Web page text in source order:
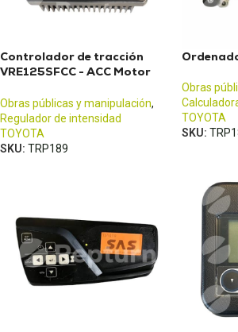
Controlador de tracción
VRE125SFCC - ACC Motor
Obras públicas y manipulación,
Regulador de intensidad
TOYOTA
SKU: TRP189
Obras
TOYOTA
SKU: